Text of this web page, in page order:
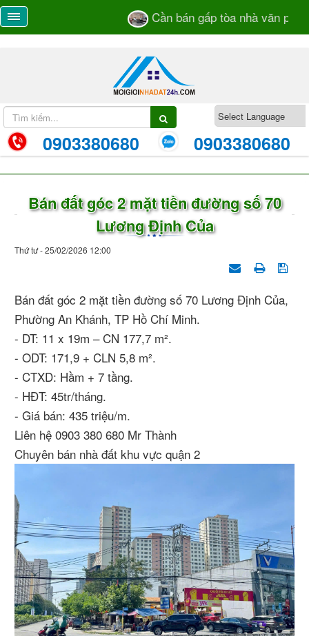
Cần bán gấp tòa nhà văn
0903380680 0903380680
Bán đất góc 2 mặt tiền đường số 70
Lương Định Của
Thứ tư - 25/02/2026 12:00
Bán đất góc 2 mặt tiền đường số 70 Lương Định Của,
Phường An Khánh, TP Hồ Chí Minh.
- DT: 11 x 19m – CN 177,7 m².
- ODT: 171,9 + CLN 5,8 m².
- CTXD: Hầm + 7 tầng.
- HĐT: 45tr/tháng.
- Giá bán: 435 triệu/m.
Liên hệ 0903 380 680 Mr Thành
Chuyên bán nhà đất khu vực quận 2